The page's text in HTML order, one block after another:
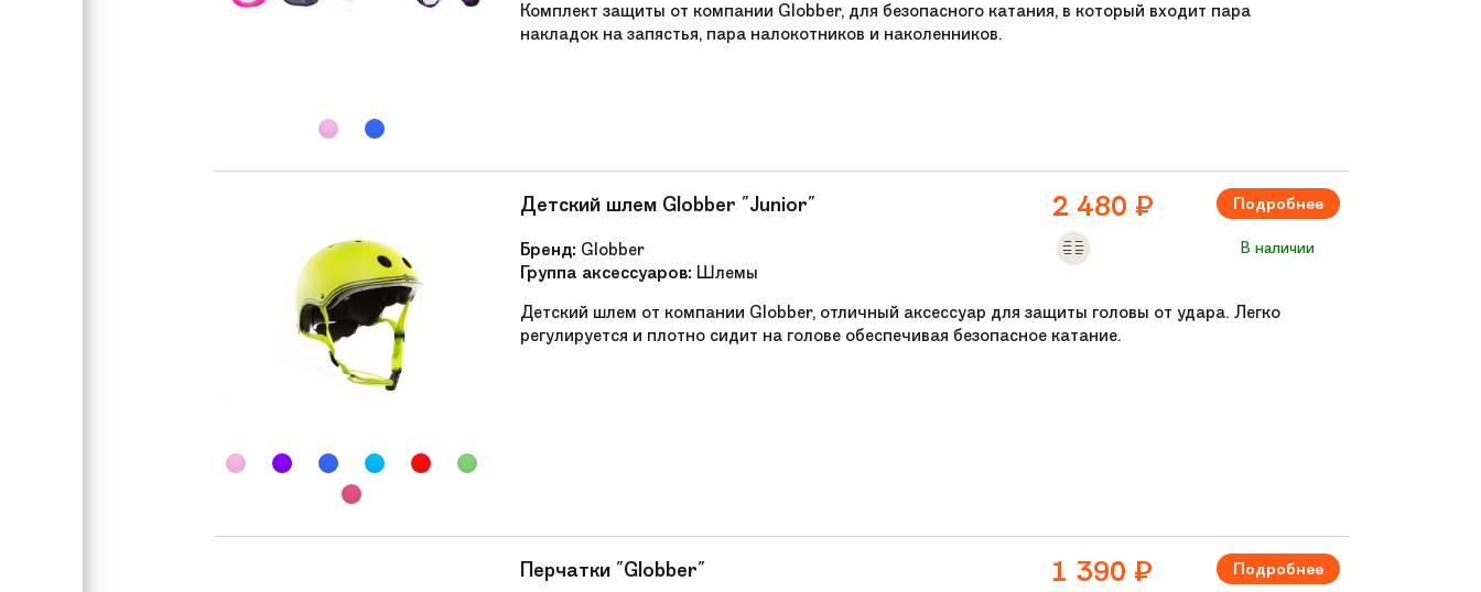
Подшипник
Abec 9
Сталь
Алюминий
Жесткость колес
Обмотка руля / грипсы
Комплект защиты от компании Globber, для безопасного катания, в который входит пара
накладок на запястья, пара налокотников и наколенников.
Детский шлем Globber "Junior"
Бренд: Globber
Группа аксессуаров: Шлемы
2 480 ₽ Подробнее
В наличии
Детский шлем от компании Globber, отличный аксессуар для защиты головы от удара. Легко
регулируется и плотно сидит на голове обеспечивая безопасное катание.
Перчатки "Globber" 1 390 ₽ Подробнее